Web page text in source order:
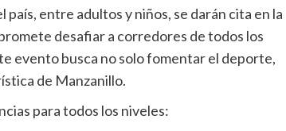
país, entre adultos y niños, se darán cita en la
desafiar a corredores de todos los
evento busca no solo fomentar el deporte,
de Manzanillo.
para todos los niveles: